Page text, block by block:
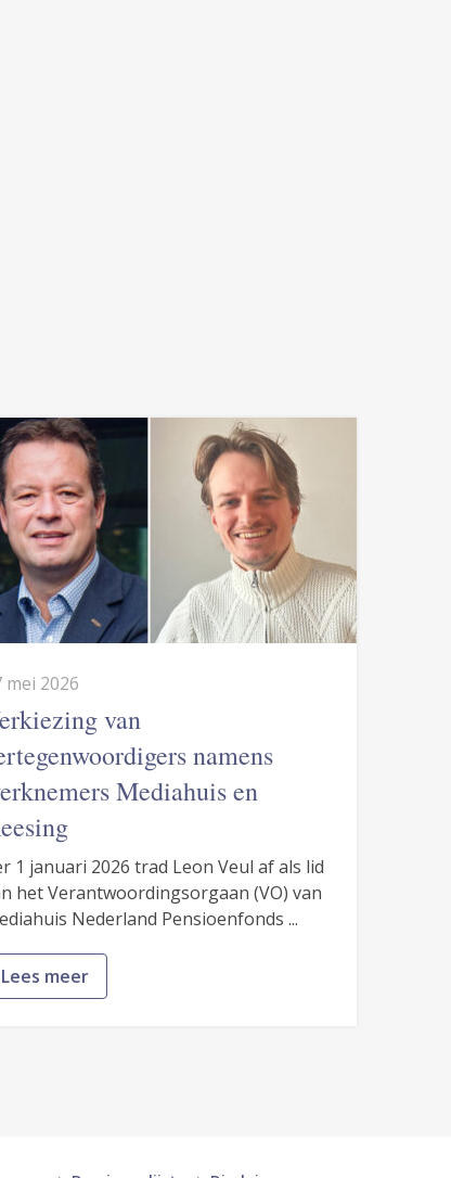
mei 2026
van
namens
Mediahuis en
1 januari 2026 trad Leon Veul af als lid
het Verantwoordingsorgaan (VO) van
Nederland Pensioenfonds ...
Lees meer